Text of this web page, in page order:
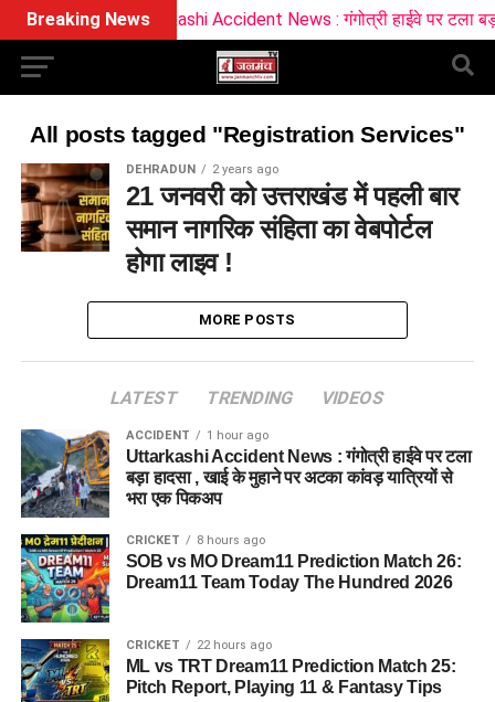
Breaking NewsUttarkashi Accident News : गंगोत्री हाईवे पर टला बड़ा
All posts tagged "Registration Services"
DEHRADUN 2 years ago
21 जनवरी को उत्तराखंड में पहली बार
समान नागरिक संहिता का वेबपोर्टल
होगा लाइव !
MORE POSTS
LATEST TRENDING VIDEOS
ACCIDENT 1 hour ago
Uttarkashi Accident News : गंगोत्री हाईवे पर टला
बड़ा हादसा , खाई के मुहाने पर अटका कांवड़ यात्रियों से
भरा एक पिकअप
CRICKET 8 hours ago
SOB vs MO Dream11 Prediction Match 26:
Dream11 Team Today The Hundred 2026
CRICKET 22 hours ago
ML vs TRT Dream11 Prediction Match 25:
Pitch Report, Playing 11 & Fantasy Tips